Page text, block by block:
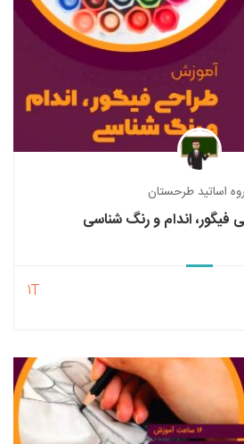
اساتید طرحستان
اندام و رنگ شناسی
1T